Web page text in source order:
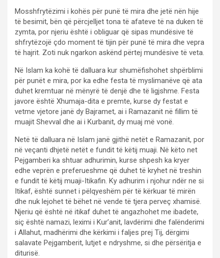
Mosshfrytëzimi i kohës për punë të mira dhe jetë nën hije
të besimit, bën që përcjelljet tona të afateve të na duken të
zymta, por njeriu është i obliguar që sipas mundësive të
shfrytëzojë çdo moment të tijin për punë të mira dhe vepra
të hajrit. Zoti nuk ngarkon askënd përtej mundësive të veta.
Në Islam ka kohë të dalluara kur shumëfishohet shpërblimi
për punët e mira, por ka edhe festa të myslimanëve që ata
duhet kremtuar në mënyrë të denjë dhe të ligjshme. Festa
javore është Xhumaja-dita e premte, kurse dy festat e
vetme vjetore janë dy Bajramet, ai i Ramazanit në fillim të
muajit Shevval dhe ai i Kurbanit, dy muaj më vonë.
Netë të dalluara në Islam janë gjithë netët e Ramazanit, por
në veçanti dhjetë netët e fundit të këtij muaji. Në këto net
Pejgamberi ka shtuar adhurimin, kurse shpesh ka kryer
edhe veprën e preferueshme që duhet të kryhet në treshin
e fundit të këtij muaji-Itikafin. Ky adhurim i njohur ndër ne si
Itikaf, është sunnet i pëlqyeshëm për të kërkuar të mirën
dhe nuk lejohet të bëhet në vende të tjera perveç xhamisë.
Njeriu që është në itikaf duhet të angazhohet me ibadete,
siç është namazi, leximi i Kur’anit, lavdërimi dhe falënderimi
i Allahut, madhërimi dhe kërkimi i faljes prej Tij, dërgimi
salavate Pejgamberit, lutjet e ndryshme, si dhe përsëritja e
diturisë.